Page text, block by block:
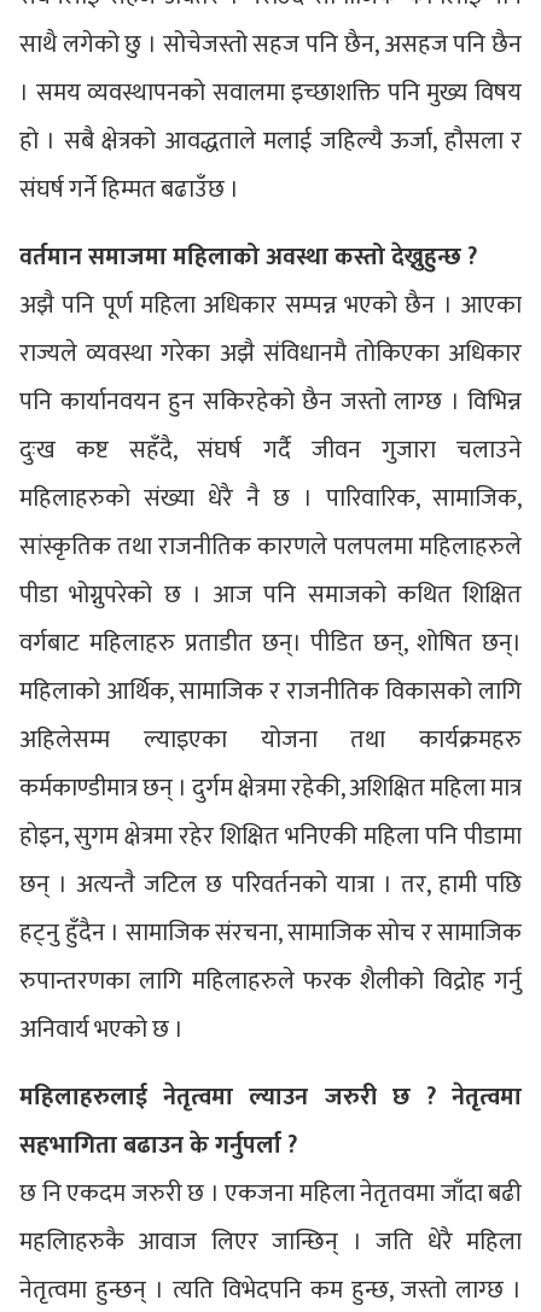
साथै लगेको छु । सोचेजस्तो सहज पनि छैन, असहज पनि छैन
। समय व्यवस्थापनको सवालमा इच्छाशक्ति पनि मुख्य विषय
हो । सबै क्षेत्रको आवद्धताले मलाई जहिल्यै ऊर्जा, हौसला र
संघर्ष गर्ने हिम्मत बढाउँछ ।
वर्तमान समाजमा महिलाको अवस्था कस्तो देख्नुहुन्छ ?
अझै पनि पूर्ण महिला अधिकार सम्पन्न भएको छैन । आएका
राज्यले व्यवस्था गरेका अझै संविधानमै तोकिएका अधिकार
पनि कार्यानवयन हुन सकिरहेको छैन जस्तो लाग्छ । विभिन्न
दुःख कष्ट सहँदै, संघर्ष गर्दै जीवन गुजारा चलाउने
महिलाहरुको संख्या धेरै नै छ । पारिवारिक, सामाजिक,
सांस्कृतिक तथा राजनीतिक कारणले पलपलमा महिलाहरुले
पीडा भोग्नुपरेको छ । आज पनि समाजको कथित शिक्षित
वर्गबाट महिलाहरु प्रताडीत छन्। पीडित छन्, शोषित छन्।
महिलाको आर्थिक, सामाजिक र राजनीतिक विकासको लागि
अहिलेसम्म ल्याइएका योजना तथा कार्यक्रमहरु
कर्मकाण्डीमात्र छन् । दुर्गम क्षेत्रमा रहेकी, अशिक्षित महिला मात्र
होइन, सुगम क्षेत्रमा रहेर शिक्षित भनिएकी महिला पनि पीडामा
छन् । अत्यन्तै जटिल छ परिवर्तनको यात्रा । तर, हामी पछि
हट्नु हुँदैन । सामाजिक संरचना, सामाजिक सोच र सामाजिक
रुपान्तरणका लागि महिलाहरुले फरक शैलीको विद्रोह गर्नु
अनिवार्य भएको छ ।
महिलाहरुलाई नेतृत्वमा ल्याउन जरुरी छ ? नेतृत्वमा
सहभागिता बढाउन के गर्नुपर्ला ?
छ नि एकदम जरुरी छ । एकजना महिला नेतृतवमा जाँदा बढी
महलिाहरुकै आवाज लिएर जान्छिन् । जति धेरै महिला
नेतृत्वमा हुन्छन् । त्यति विभेदपनि कम हुन्छ, जस्तो लाग्छ ।